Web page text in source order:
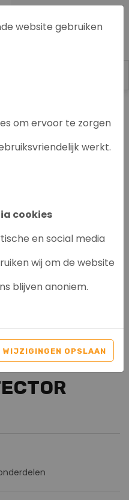
website gebruiken
om ervoor te zorgen
werkt.
cookies
en social media
wij om de website
blijven anoniem.
WIJZIGINGEN OPSLAAN
3000 +